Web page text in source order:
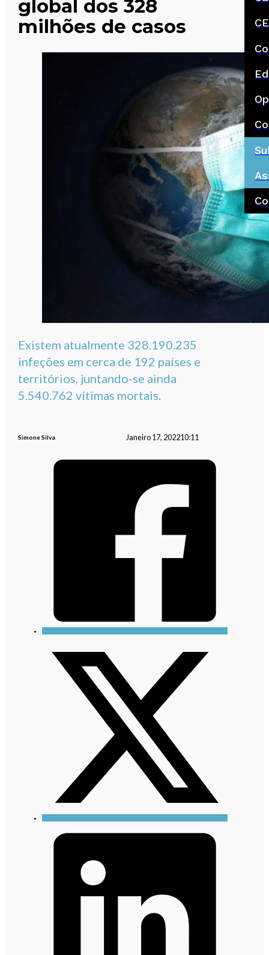
global dos 328
milhões de casos
Existem atualmente 328.190.235
infeções em cerca de 192 países e
territórios, juntando-se ainda
5.540.762 vítimas mortais.
Simone Silva Janeiro 17, 202210:11